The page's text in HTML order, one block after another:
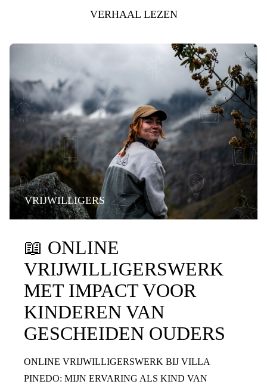
VERHAAL LEZEN
VRIJWILLIGERS
📖 ONLINE
VRIJWILLIGERSWERK
MET IMPACT VOOR
KINDEREN VAN
GESCHEIDEN OUDERS
ONLINE VRIJWILLIGERSWERK BIJ VILLA
PINEDO: MIJN ERVARING ALS KIND VAN